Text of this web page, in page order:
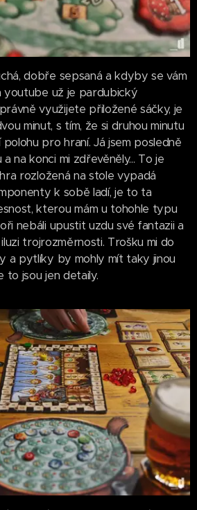
dobře sepsaná a kdyby se vám
youtube už je pardubický
využijete přiložené sáčky, je
minut, s tím, že si druhou minutu
pro hraní. Já jsem posledně
na konci mi zdřevěněly... To je
rozložená na stole vypadá
k sobě ladí, je to ta
kterou mám u tohohle typu
nebáli upustit uzdu své fantazii a
trojrozměrnosti. Trošku mi do
a pytlíky by mohly mít taky jinou
to jsou jen detaily.